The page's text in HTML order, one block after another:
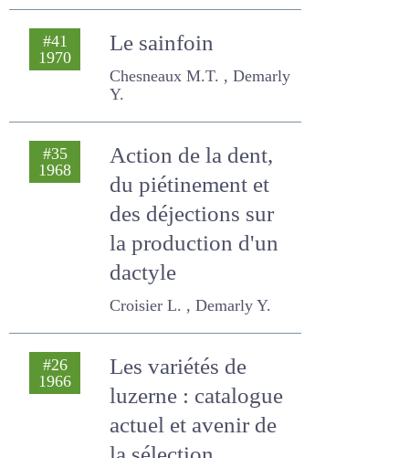
Chesneaux M.T. , Demarly
Y. , Guy P. , Genier G. ,
Porcheron A.
1970 Le sainfoin
Chesneaux M.T. , Demarly
Y.
Action de la dent,
du piétinement et
des déjections sur
la production d'un
dactyle
Croisier L. , Demarly Y.
Les variétés de